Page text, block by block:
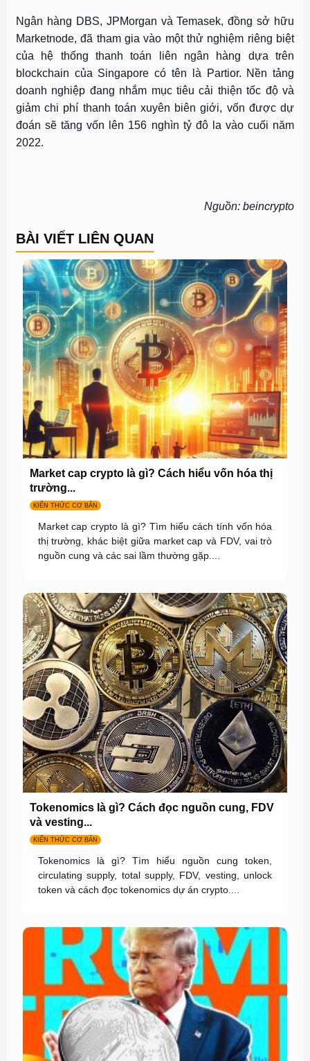
Ngân hàng DBS, JPMorgan và Temasek, đồng sở hữu
Marketnode, đã tham gia vào một thử nghiệm riêng biệt
của hệ thống thanh toán liên ngân hàng dựa trên
blockchain của Singapore có tên là Partior. Nền tảng
doanh nghiệp đang nhắm mục tiêu cải thiện tốc độ và
giảm chi phí thanh toán xuyên biên giới, vốn được dự
đoán sẽ tăng vốn lên 156 nghìn tỷ đô la vào cuối năm
2022.
Nguồn: beincrypto
BÀI VIẾT LIÊN QUAN
Market cap crypto là gì? Cách hiểu vốn hóa thị
trường...
KIẾN THỨC CƠ BẢN
Market cap crypto là gì? Tìm hiểu cách tính vốn hóa
thị trường, khác biệt giữa market cap và FDV, vai trò
nguồn cung và các sai lầm thường gặp....
Tokenomics là gì? Cách đọc nguồn cung, FDV
và vesting...
KIẾN THỨC CƠ BẢN
Tokenomics là gì? Tìm hiểu nguồn cung token,
circulating supply, total supply, FDV, vesting, unlock
token và cách đọc tokenomics dự án crypto....